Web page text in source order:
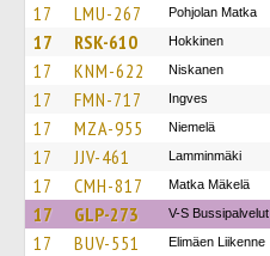
17 LMU-267 Pohjolan Matka
17 RSK-610 Hokkinen
17 KNM-622 Niskanen
17 FMN-717 Ingves
17 MZA-955 Niemelä
17 JJV-461 Lamminmäki
17 CMH-817 Matka Mäkelä
17 GLP-273 V-S Bussipalvelut
17 BUV-551 Elimäen Liikenne